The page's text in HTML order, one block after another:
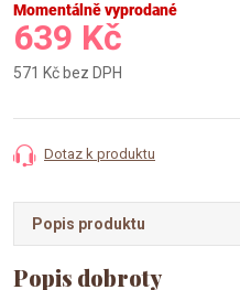
Momentálně vyprodané
639 Kč
571 Kč bez DPH
cena:
Dotaz k produktu
Popis produktu